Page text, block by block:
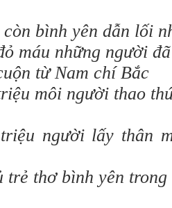
còn bình yên dẫn lối
máu những người
từ Nam chí Bắc
môi người thao
người lấy thân
trẻ thơ bình yên trong